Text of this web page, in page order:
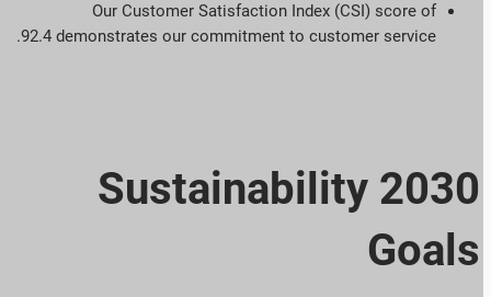
Our Customer Satisfaction Index (CSI) score of
92.4 demonstrates our commitment to customer service.
2030 Sustainability
Goals